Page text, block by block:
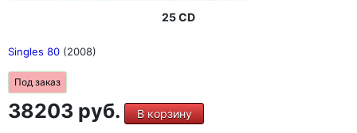
25 CD
Singles 80 (2008)
Под заказ
38203 руб. В корзину